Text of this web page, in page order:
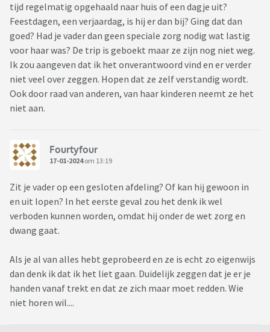
tijd regelmatig opgehaald naar huis of een dagje uit?
Feestdagen, een verjaardag, is hij er dan bij? Ging dat dan
goed? Had je vader dan geen speciale zorg nodig wat lastig
voor haar was? De trip is geboekt maar ze zijn nog niet weg.
Ik zou aangeven dat ik het onverantwoord vind en er verder
niet veel over zeggen. Hopen dat ze zelf verstandig wordt.
Ook door raad van anderen, van haar kinderen neemt ze het
niet aan.
Fourtyfour
17-01-2024om 13:19
Zit je vader op een gesloten afdeling? Of kan hij gewoon in
en uit lopen? In het eerste geval zou het denk ik wel
verboden kunnen worden, omdat hij onder de wet zorg en
dwang gaat.
Als je al van alles hebt geprobeerd en ze is echt zo eigenwijs
dan denk ik dat ik het liet gaan. Duidelijk zeggen dat je er je
handen vanaf trekt en dat ze zich maar moet redden. Wie
niet horen wil....